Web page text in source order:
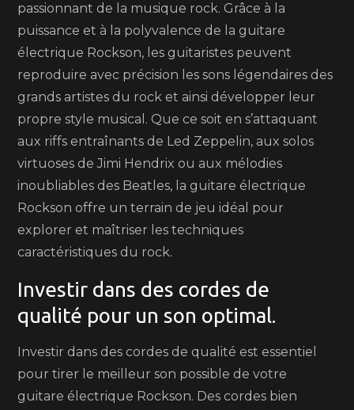
passionnant de la musique rock. Grâce à la
puissance et à la polyvalence de la guitare
électrique Rockson, les guitaristes peuvent
reproduire avec précision les sons légendaires des
grands artistes du rock et ainsi développer leur
propre style musical. Que ce soit en s’attaquant
aux riffs entraînants de Led Zeppelin, aux solos
virtuoses de Jimi Hendrix ou aux mélodies
inoubliables des Beatles, la guitare électrique
Rockson offre un terrain de jeu idéal pour
explorer et maîtriser les techniques
caractéristiques du rock.
Investir dans des cordes de
qualité pour un son optimal.
Investir dans des cordes de qualité est essentiel
pour tirer le meilleur son possible de votre
guitare électrique Rockson. Des cordes bien